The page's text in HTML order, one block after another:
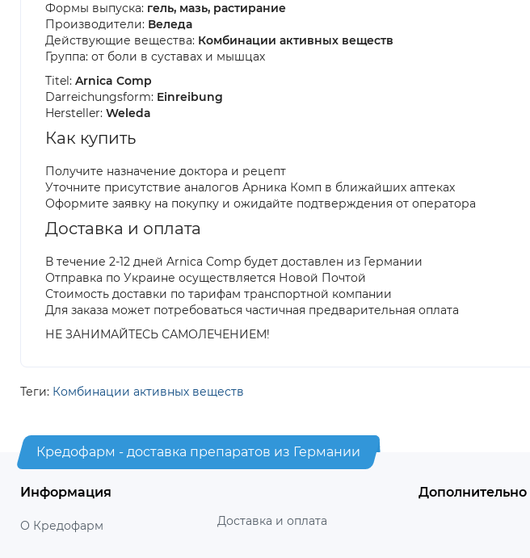
Формы выпуска: гель, мазь, растирание
Производители: Веледа
Действующие вещества: Комбинации активных веществ
Группа: от боли в суставах и мышцах
Titel: Arnica Comp
Darreichungsform: Einreibung
Hersteller: Weleda
Как купить
Получите назначение доктора и рецепт
Уточните присутствие аналогов Арника Комп в ближайших аптеках
Оформите заявку на покупку и ожидайте подтверждения от оператора
Доставка и оплата
В течение 2-12 дней Arnica Comp будет доставлен из Германии
Отправка по Украине осуществляется Новой Почтой
Стоимость доставки по тарифам транспортной компании
Для заказа может потребоваться частичная предварительная оплата
НЕ ЗАНИМАЙТЕСЬ САМОЛЕЧЕНИЕМ!
Теги: Комбинации активных веществ
Кредофарм - доставка препаратов из Германии
Информация
О Кредофарм Доставка и оплата
Дополнительно